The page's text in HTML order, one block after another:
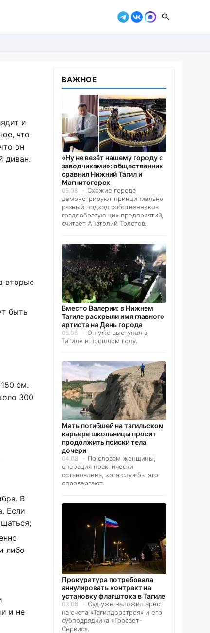
и
что
он
диван.
вторые
быть
см.
300
В
Если
либо
и не
ВАЖНОЕ
«Ну не везёт нашему городу с
заводчиками»: общественник
сравнил Нижний Тагил и
Магнитогорск
05.08
Схожие города
демонстрируют принципиально
разный подход собственников
градообразующих предприятий,
считает Анатолий Толстов.
Вместо Валерии: в Нижнем
Тагиле раскрыли имя главного
артиста на День города
05.08
Он уже выступал в
Тагиле в прошлом году.
Мать погибшей на тагильском
карьере школьницы просит
продолжить поиски тела
дочери
04.08
По словам женщины,
операция практически
остановлена, хотя службы это
опровергают.
Прокуратура потребовала
аннулировать контракт на
установку флагштока в Тагиле
03.08
Суд уже наложил арест
на счета «Тагилдорстроя» и его
субподрядчика «Горсвет-
Сервис».